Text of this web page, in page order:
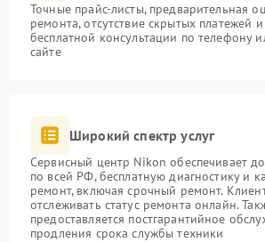
Точные прайс-листы, предварительная
ремонта, отсутствие скрытых платежей
бесплатной консультации по телефону
сайте
Широкий спектр услуг
Сервисный центр Nikon обеспечивает
по всей РФ, бесплатную диагностику и
ремонт, включая срочный ремонт.
отслеживать статус ремонта онлайн.
предоставляется постгарантийное
продления срока службы техники